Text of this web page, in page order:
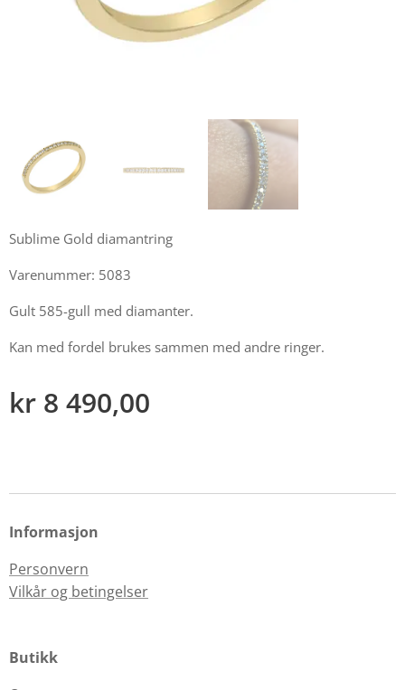
Sublime Gold diamantring
Varenummer: 5083
Gult 585-gull med diamanter.
Kan med fordel brukes sammen med andre ringer.
kr 8 490,00
Informasjon
Personvern
Vilkår og betingelser
Butikk